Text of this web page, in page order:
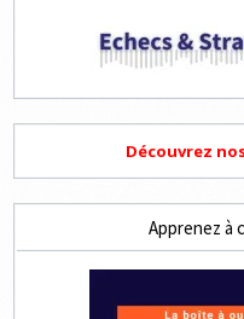
Découvrez
Apprenez à